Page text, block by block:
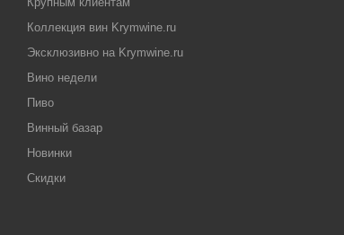
Коллекция вин Krymwine.ru
Эксклюзивно на Krymwine.ru
Вино недели
Пиво
Винный базар
Новинки
Скидки